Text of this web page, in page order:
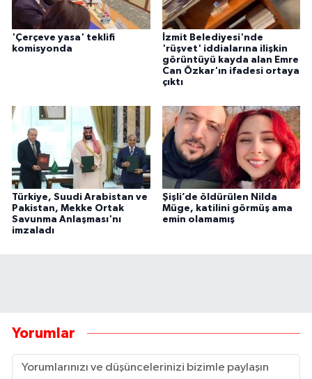
'Çerçeve yasa' teklifi
komisyonda
İzmit Belediyesi'nde
'rüşvet' iddialarına ilişkin
görüntüyü kayda alan Emre
Can Özkar'ın ifadesi ortaya
çıktı
Türkiye, Suudi Arabistan ve
Pakistan, Mekke Ortak
Savunma Anlaşması'nı
imzaladı
Şişli’de öldürülen Nilda
Müge, katilini görmüş ama
emin olamamış
Yorumlar